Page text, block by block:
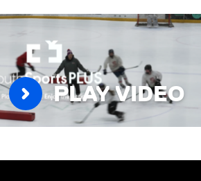
PLAY VIDEO